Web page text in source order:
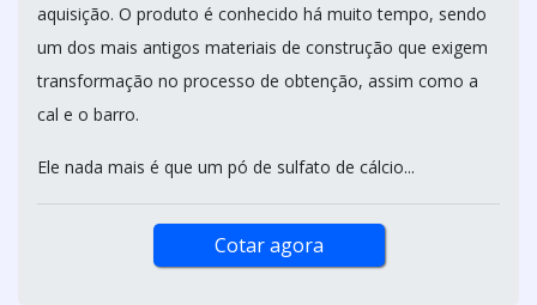
aquisição. O produto é conhecido há muito tempo, sendo
um dos mais antigos materiais de construção que exigem
transformação no processo de obtenção, assim como a
cal e o barro.
Ele nada mais é que um pó de sulfato de cálcio...
Cotar agora